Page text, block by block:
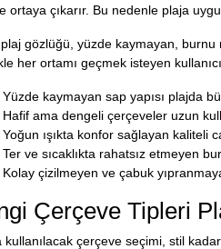
ortaya çıkarır. Bu nedenle plaja
gözlüğü, yüzde kaymayan, burnu
her ortamı geçmek isteyen
Yüzde kaymayan sap yapısı plajda
Hafif ama dengeli çerçeveler uzun
Yoğun ışıkta konfor sağlayan kaliteli
Ter ve sıcaklıkta rahatsız etmeyen
Kolay çizilmeyen ve çabuk
Çerçeve Tipleri
kullanılacak çerçeve seçimi, stil